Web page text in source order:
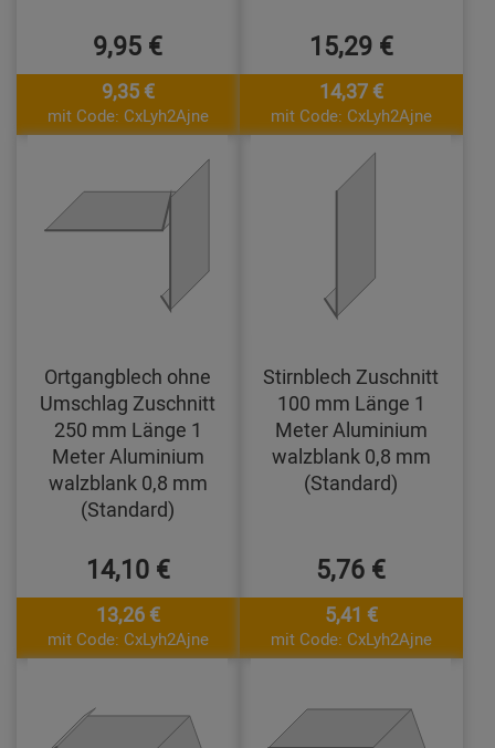
9,95 €
9,35 €
mit Code: CxLyh2Ajne
15,29 €
14,37 €
mit Code: CxLyh2Ajne
Ortgangblech ohne
Umschlag Zuschnitt
250 mm Länge 1
Meter Aluminium
walzblank 0,8 mm
(Standard)
14,10 €
13,26 €
mit Code: CxLyh2Ajne
Stirnblech Zuschnitt
100 mm Länge 1
Meter Aluminium
walzblank 0,8 mm
(Standard)
5,76 €
5,41 €
mit Code: CxLyh2Ajne